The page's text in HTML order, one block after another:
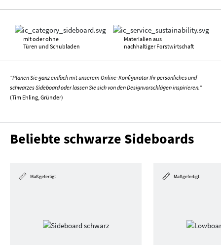
mit oder ohne
Türen und Schubladen
Materialien aus
nachhaltiger Forstwirtschaft
"Planen Sie ganz einfach mit unserem Online-Konfigurator Ihr persönliches und
schwarzes Sideboard oder lassen Sie sich von den Designvorschlägen inspirieren."
(Tim Ehling, Gründer)
Beliebte schwarze Sideboards
Maßgefertigt Maßgefertigt